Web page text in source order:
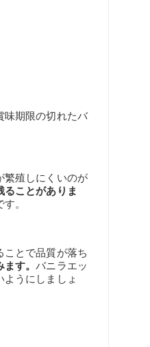
味期限の切れたバ
繁殖しにくいのが
ことがありま
。
とで品質が落ち
ます。バニラエッ
うにしましょ